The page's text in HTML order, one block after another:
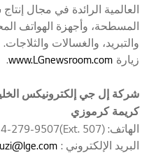
العالمية الرائدة في مجال
المسطحة، وأجهزة الهواتف
والتبريد، والغسالات
زيارة www.LGnewsroom.com
.
شركة إل جي إلكترونيكس
كريمة كرموزي
الهاتف: (Ext. 507)971-4-279-9507+
البريد الإلكتروني :